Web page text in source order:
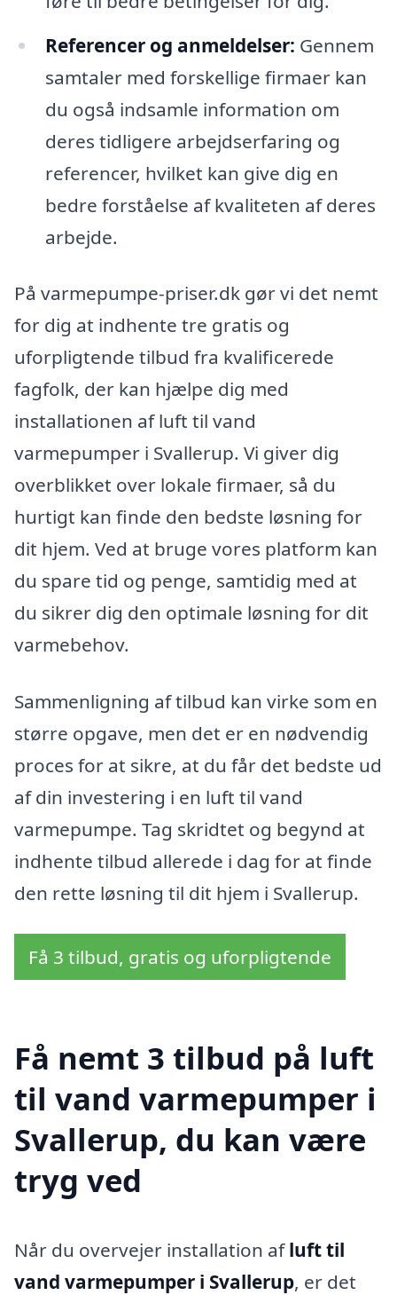
Referencer og anmeldelser: Gennem
samtaler med forskellige firmaer kan
du også indsamle information om
deres tidligere arbejdserfaring og
referencer, hvilket kan give dig en
bedre forståelse af kvaliteten af deres
arbejde.
På varmepumpe-priser.dk gør vi det nemt
for dig at indhente tre gratis og
uforpligtende tilbud fra kvalificerede
fagfolk, der kan hjælpe dig med
installationen af luft til vand
varmepumper i Svallerup. Vi giver dig
overblikket over lokale firmaer, så du
hurtigt kan finde den bedste løsning for
dit hjem. Ved at bruge vores platform kan
du spare tid og penge, samtidig med at
du sikrer dig den optimale løsning for dit
varmebehov.
Sammenligning af tilbud kan virke som en
større opgave, men det er en nødvendig
proces for at sikre, at du får det bedste ud
af din investering i en luft til vand
varmepumpe. Tag skridtet og begynd at
indhente tilbud allerede i dag for at finde
den rette løsning til dit hjem i Svallerup.
Få 3 tilbud, gratis og uforpligtende
Få nemt 3 tilbud på luft
til vand varmepumper i
Svallerup, du kan være
tryg ved
Når du overvejer installation afluft til
vand varmepumper i Svallerup, er det